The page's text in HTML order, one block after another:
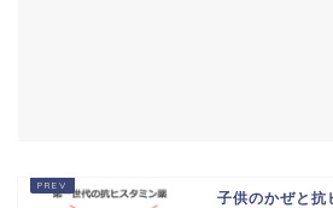
子供のかぜと抗